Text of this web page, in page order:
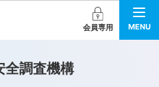
会員専用 MENU
全調査機構